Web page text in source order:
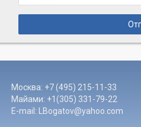
Москва: +7 (495) 215-11-33
Майами: +1(305) 331-79-22
E-mail:
LBogatov@yahoo.com